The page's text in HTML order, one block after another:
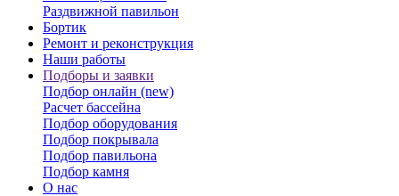
Раздвижной павильон
Бортик
Ремонт и реконструкция
Наши работы
Подборы и заявки
Подбор онлайн (new)
Расчет бассейна
Подбор оборудования
Подбор покрывала
Подбор павильона
Подбор камня
О нас